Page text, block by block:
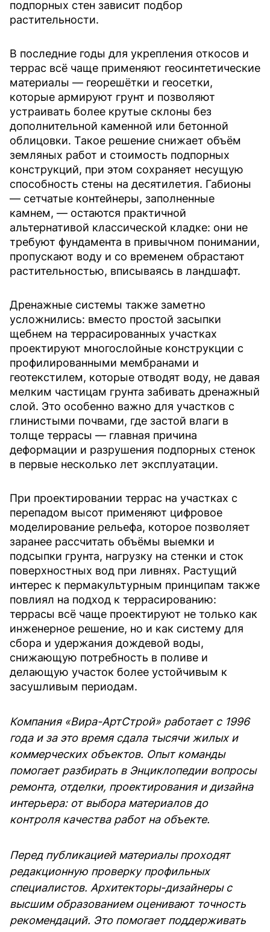
подпорных стен зависит подбор
растительности.
В последние годы для укрепления откосов и
террас всё чаще применяют геосинтетические
материалы — георешётки и геосетки,
которые армируют грунт и позволяют
устраивать более крутые склоны без
дополнительной каменной или бетонной
облицовки. Такое решение снижает объём
земляных работ и стоимость подпорных
конструкций, при этом сохраняет несущую
способность стены на десятилетия. Габионы
— сетчатые контейнеры, заполненные
камнем, — остаются практичной
альтернативой классической кладке: они не
требуют фундамента в привычном понимании,
пропускают воду и со временем обрастают
растительностью, вписываясь в ландшафт.
Дренажные системы также заметно
усложнились: вместо простой засыпки
щебнем на террасированных участках
проектируют многослойные конструкции с
профилированными мембранами и
геотекстилем, которые отводят воду, не давая
мелким частицам грунта забивать дренажный
слой. Это особенно важно для участков с
глинистыми почвами, где застой влаги в
толще террасы — главная причина
деформации и разрушения подпорных стенок
в первые несколько лет эксплуатации.
При проектировании террас на участках с
перепадом высот применяют цифровое
моделирование рельефа, которое позволяет
заранее рассчитать объёмы выемки и
подсыпки грунта, нагрузку на стенки и сток
поверхностных вод при ливнях. Растущий
интерес к пермакультурным принципам также
повлиял на подход к террасированию:
террасы всё чаще проектируют не только как
инженерное решение, но и как систему для
сбора и удержания дождевой воды,
снижающую потребность в поливе и
делающую участок более устойчивым к
засушливым периодам.
Компания «Вира-АртСтрой» работает с 1996
года и за это время сдала тысячи жилых и
коммерческих объектов. Опыт команды
помогает разбирать в Энциклопедии вопросы
ремонта, отделки, проектирования и дизайна
интерьера: от выбора материалов до
контроля качества работ на объекте.
Перед публикацией материалы проходят
редакционную проверку профильных
специалистов. Архитекторы-дизайнеры с
высшим образованием оценивают точность
рекомендаций. Это помогает поддерживать